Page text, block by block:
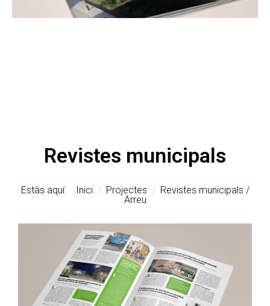
Revistes municipals
Estàs aquí: Inici / Projectes /Revistes municipals /
Arreu